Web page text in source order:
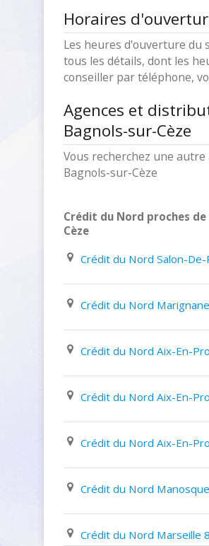
Horaires
Les heures d'ouverture du
tous les détails, dont les
conseiller par téléphone,
Agences et
Bagnols-sur-Cèze
Vous recherchez une
Bagnols-sur-Cèze
Crédit du Nord proches de
Cèze